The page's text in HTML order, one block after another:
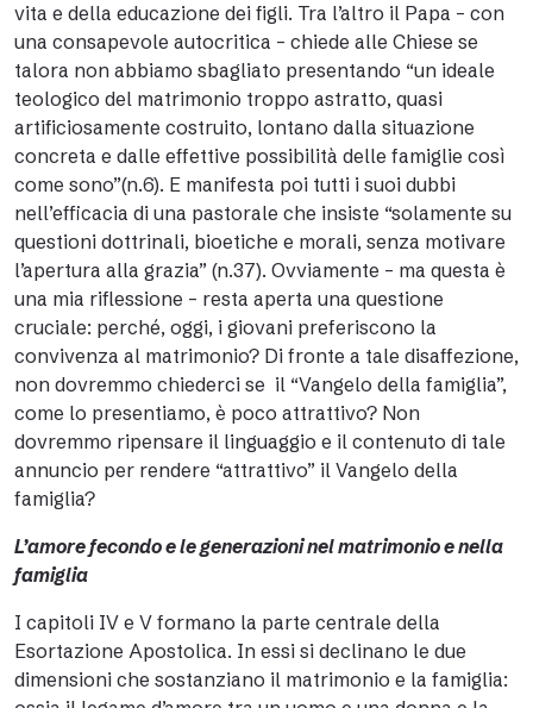
vita e della educazione dei figli. Tra l’altro il Papa – con
una consapevole autocritica – chiede alle Chiese se
talora non abbiamo sbagliato presentando “un ideale
teologico del matrimonio troppo astratto, quasi
artificiosamente costruito, lontano dalla situazione
concreta e dalle effettive possibilità delle famiglie così
come sono”(n.6). E manifesta poi tutti i suoi dubbi
nell’efficacia di una pastorale che insiste “solamente su
questioni dottrinali, bioetiche e morali, senza motivare
l’apertura alla grazia” (n.37). Ovviamente – ma questa è
una mia riflessione – resta aperta una questione
cruciale: perché, oggi, i giovani preferiscono la
convivenza al matrimonio? Di fronte a tale disaffezione,
non dovremmo chiederci se il “Vangelo della famiglia”,
come lo presentiamo, è poco attrattivo? Non
dovremmo ripensare il linguaggio e il contenuto di tale
annuncio per rendere “attrattivo” il Vangelo della
famiglia?
L’amore fecondo e le generazioni nel matrimonio e nella
famiglia
I capitoli IV e V formano la parte centrale della
Esortazione Apostolica. In essi si declinano le due
dimensioni che sostanziano il matrimonio e la famiglia: